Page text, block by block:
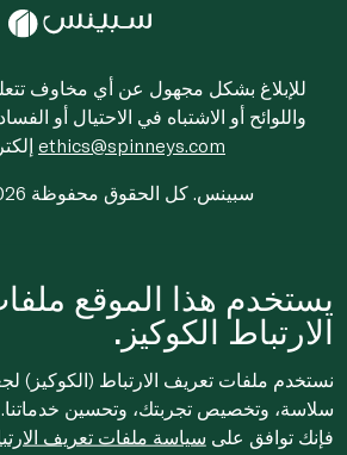
للإبلاغ بشكل مجهول عن أي مخاوف
واللوائح أو الاشتباه في الاحتيال أو
ethics@spinneys.com
© 2020-2026 سبينس. كل الحقوق محفوظة
يستخدم هذا الموقع
الارتباط الكوكيز.
نستخدم ملفات تعريف الارتباط (الكوكيز)
سلاسة، وتخصيص تجربتك، وتحسين
فإنك توافق على سياسة ملفات تعريف